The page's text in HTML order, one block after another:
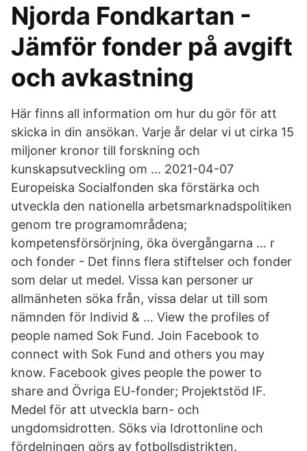
Njorda Fondkartan -
Jämför fonder på avgift
och avkastning
Här finns all information om hur du gör för att
skicka in din ansökan. Varje år delar vi ut cirka 15
miljoner kronor till forskning och
kunskapsutveckling om … 2021-04-07
Europeiska Socialfonden ska förstärka och
utveckla den nationella arbetsmarknadspolitiken
genom tre programområdena;
kompetensförsörjning, öka övergångarna … r
och fonder - Det finns flera stiftelser och fonder
som delar ut medel. Vissa kan personer ur
allmänheten söka från, vissa delar ut till som
nämnden för Individ & … View the profiles of
people named Sok Fund. Join Facebook to
connect with Sok Fund and others you may
know. Facebook gives people the power to
share and Övriga EU-fonder; Projektstöd IF.
Medel för att utveckla barn- och
ungdomsidrotten. Söks via Idrottonline och
fördelningen görs av fotbollsdistrikten.